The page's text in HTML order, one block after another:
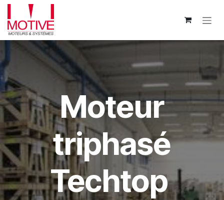
Se rendre au contenu
Moteur
triphasé
Techtop